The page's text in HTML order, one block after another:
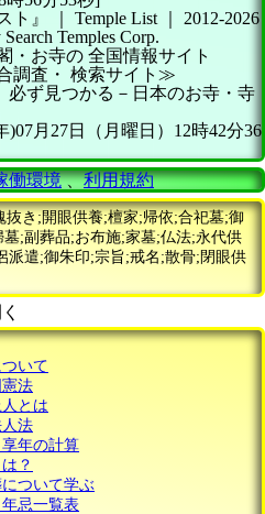
ト』 ｜ Temple List
2012-2026
Search Temples Corp.
・お寺の 全国情報サイト
調査・ 検索サイト≫
必ず見つかる－日本のお寺・寺
)07月27日（月曜日）12時42分36
働環境、利用規約
抜き;開眼供養;檀家;帰依;合祀墓;御
;副葬品;お布施;家墓;仏法;永代供
派遣;御朱印;宗旨;戒名;散骨;閉眼供
いて
憲法
とは
法
年の計算
？
ついて学ぶ
忌一覧表